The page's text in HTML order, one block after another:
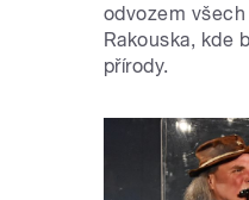
odvozem
Rakouska, kde
přírody.